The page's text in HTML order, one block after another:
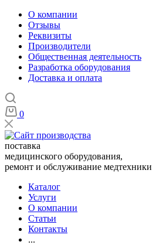
О компании
Отзывы
Реквизиты
Производители
Общественная деятельность
Разработка оборудования
Доставка и оплата
0
поставка
медицинского оборудования,
ремонт и обслуживание медтехники
Каталог
Услуги
О компании
Статьи
Контакты
...